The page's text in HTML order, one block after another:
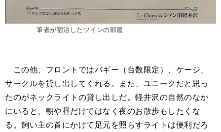
筆者が宿泊したツインの部屋
この他、フロントではバギー（台数限定）、ケージ、
サークルを貸し出してくれる。また、ユニークだと思っ
たのがネックライトの貸し出しだ。軽井沢の自然のなか
にいると、朝や昼だけではなく夜のお散歩もしたくな
る。飼い主の首にかけて足元を照らすライトは便利だろ